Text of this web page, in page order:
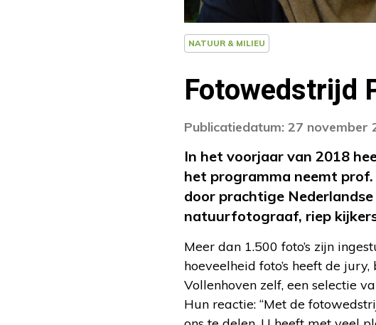
NATUUR & MILIEU
Fotowedstrijd
Publicatiedatum: 27 november
In het voorjaar van 2018
het programma neemt
door prachtige
natuurfotograaf, riep
Meer dan 1.500 foto’s zijn
hoeveelheid foto’s heeft de
Vollenhoven zelf, een selectie
Hun reactie: “Met de